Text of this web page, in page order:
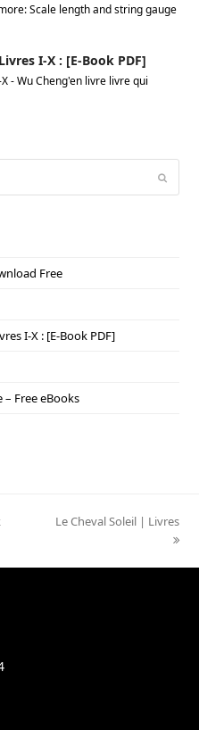
Scale length and string gauge
I-X : [E-Book PDF]
- Wu Cheng'en livre livre qui
Free
I-X : [E-Book PDF]
– Free eBooks
next
Le Cheval Soleil | Livres